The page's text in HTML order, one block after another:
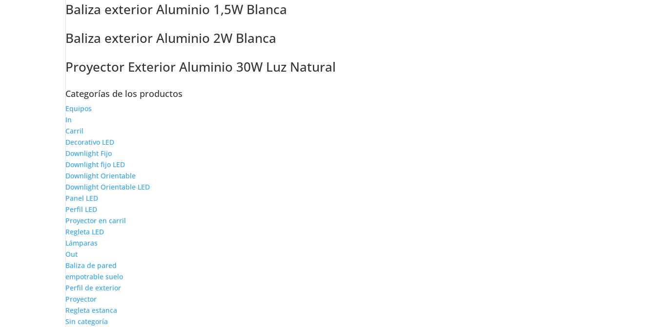
Baliza exterior Aluminio 1,5W Blanca
Baliza exterior Aluminio 2W Blanca
Proyector Exterior Aluminio 30W Luz Natural
Categorías de los productos
Equipos
In
Carril
Decorativo LED
Downlight Fijo
Downlight fijo LED
Downlight Orientable
Downlight Orientable LED
Panel LED
Perfil LED
Proyector en carril
Regleta LED
Lámparas
Out
Baliza de pared
empotrable suelo
Perfil de exterior
Proyector
Regleta estanca
Sin categoría